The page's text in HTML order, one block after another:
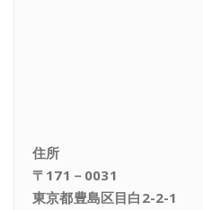
住所
〒171－0031
東京都豊島区目白2-2-1